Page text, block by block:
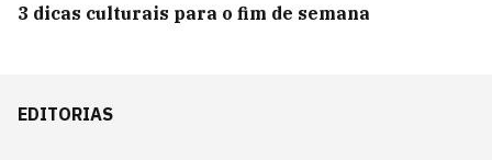
3 dicas culturais para o fim de semana
EDITORIAS